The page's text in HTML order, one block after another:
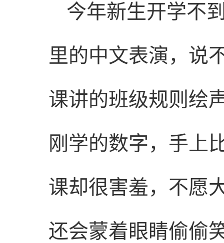
今年新生开学不
里的中文表演，说
课讲的班级规则绘
刚学的数字，手上
课却很害羞，不愿
还会蒙着眼睛偷偷